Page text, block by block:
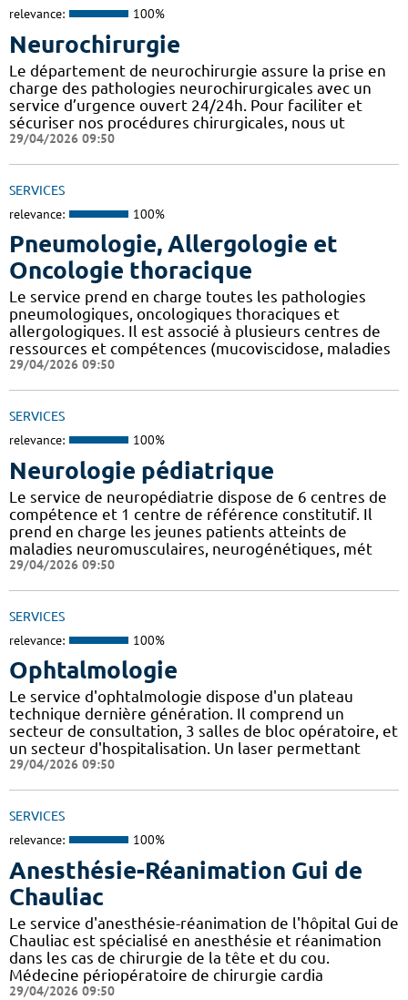
relevance: 100%
Neurochirurgie
Le département de neurochirurgie assure la prise en
charge des pathologies neurochirurgicales avec un
service d’urgence ouvert 24/24h. Pour faciliter et
sécuriser nos procédures chirurgicales, nous ut
29/04/2026 09:50
SERVICES
relevance: 100%
Pneumologie, Allergologie et
Oncologie thoracique
Le service prend en charge toutes les pathologies
pneumologiques, oncologiques thoraciques et
allergologiques. Il est associé à plusieurs centres de
ressources et compétences (mucoviscidose, maladies
29/04/2026 09:50
SERVICES
relevance: 100%
Neurologie pédiatrique
Le service de neuropédiatrie dispose de 6 centres de
compétence et 1 centre de référence constitutif. Il
prend en charge les jeunes patients atteints de
maladies neuromusculaires, neurogénétiques, mét
29/04/2026 09:50
SERVICES
relevance: 100%
Ophtalmologie
Le service d'ophtalmologie dispose d'un plateau
technique dernière génération. Il comprend un
secteur de consultation, 3 salles de bloc opératoire, et
un secteur d'hospitalisation. Un laser permettant
29/04/2026 09:50
SERVICES
relevance: 100%
Anesthésie-Réanimation Gui de
Chauliac
Le service d'anesthésie-réanimation de l'hôpital Gui de
Chauliac est spécialisé en anesthésie et réanimation
dans les cas de chirurgie de la tête et du cou.
Médecine périopératoire de chirurgie cardia
29/04/2026 09:50